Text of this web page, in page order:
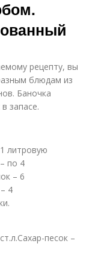
рецепту, вы
блюдам из
Баночка
запасе.
литровую
по 4
– 6
4
песок –